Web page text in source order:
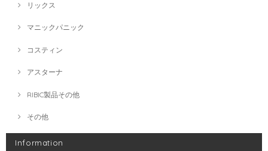
リックス
マニックパニック
コスティン
アスターナ
RIBIC製品その他
その他
Information